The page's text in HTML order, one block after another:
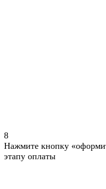
8
Нажмите кнопку
этапу оплаты